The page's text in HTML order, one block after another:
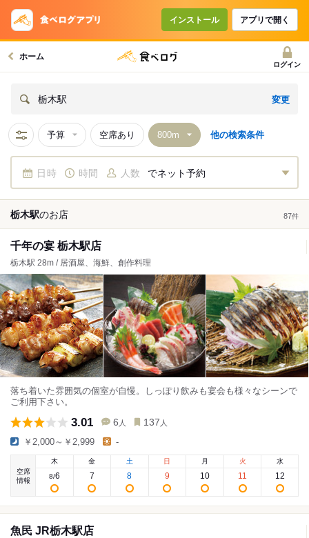
インストール アプリで開く
ホーム
ログイン
栃木駅 変更
予算 空席あり 他の検索条件
日時 時間 人数 でネット予約
栃木駅のお店 87件
千年の宴 栃木駅店
栃木駅 28m / 居酒屋、海鮮、創作料理
落ち着いた雰囲気の個室が自慢。しっぽり飲みも宴会も様々なシーンで
ご利用下さい。
3.01 6 人 137 人
￥2,000～￥2,999 -
空席
情報
木
8/6
金
7
土
8
日
9
月
10
火
11
水
12
魚民 JR栃木駅店